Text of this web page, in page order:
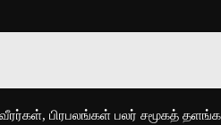
வீரர்கள், பிரபலங்கள் பலர் சமூகத்